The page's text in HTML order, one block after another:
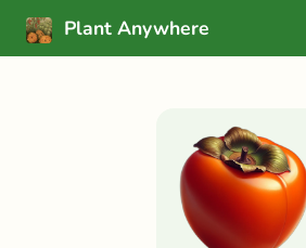
Plant Anywhere